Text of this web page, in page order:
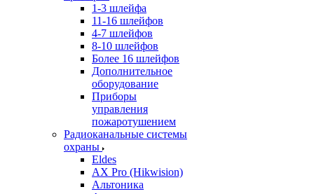
1-3 шлейфа
11-16 шлейфов
4-7 шлейфов
8-10 шлейфов
Более 16 шлейфов
Дополнительное
оборудование
Приборы
управления
пожаротушением
Радиоканальные системы
охраны
Eldes
AX Pro (Hikwision)
Альтоника